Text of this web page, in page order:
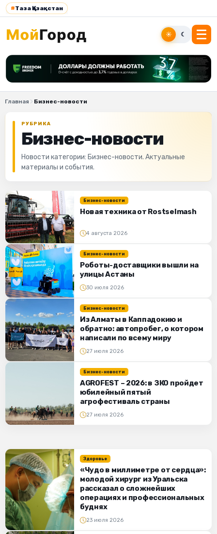
#Таза Қазақстан
☀ ☾
Главная Бизнес-новости
РУБРИКА
Бизнес-новости
Новости категории: Бизнес-новости. Актуальные
материалы и события.
Бизнес-новости
Новая техника от Rostselmash
4 августа 2026
Бизнес-новости
Роботы-доставщики вышли на
улицы Астаны
30 июля 2026
Бизнес-новости
Из Алматы в Каппадокию и
обратно: автопробег, о котором
написали по всему миру
27 июля 2026
Бизнес-новости
AGROFEST – 2026: в ЗКО пройдет
юбилейный пятый
агрофестиваль страны
27 июля 2026
Здоровье
«Чудо в миллиметре от сердца»:
молодой хирург из Уральска
рассказал о сложнейших
операциях и профессиональных
буднях
23 июля 2026